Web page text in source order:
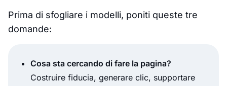
Prima di sfogliare i modelli, poniti queste tre
domande:
Cosa sta cercando di fare la pagina?
Costruire fiducia, generare clic, supportare